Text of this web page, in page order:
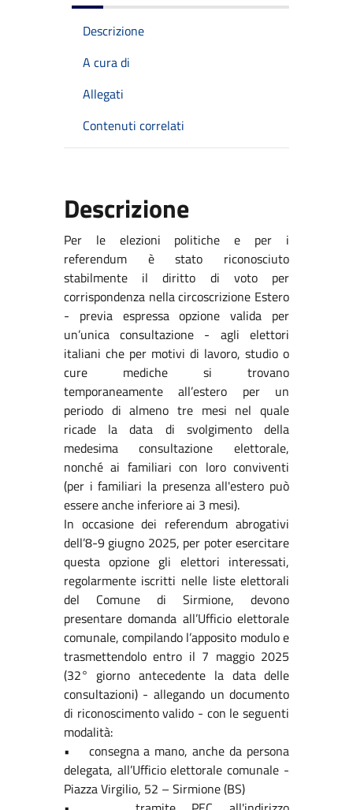
Descrizione
A cura di
Allegati
Contenuti correlati
Descrizione
Per le elezioni politiche e per i
referendum è stato riconosciuto
stabilmente il diritto di voto per
corrispondenza nella circoscrizione Estero
- previa espressa opzione valida per
un’unica consultazione - agli elettori
italiani che per motivi di lavoro, studio o
cure mediche si trovano
temporaneamente all’estero per un
periodo di almeno tre mesi nel quale
ricade la data di svolgimento della
medesima consultazione elettorale,
nonché ai familiari con loro conviventi
(per i familiari la presenza all'estero può
essere anche inferiore ai 3 mesi).
In occasione dei referendum abrogativi
dell’8-9 giugno 2025, per poter esercitare
questa opzione gli elettori interessati,
regolarmente iscritti nelle liste elettorali
del Comune di Sirmione, devono
presentare domanda all’Ufficio elettorale
comunale, compilando l’apposito modulo e
trasmettendolo entro il 7 maggio 2025
(32° giorno antecedente la data delle
consultazioni) - allegando un documento
di riconoscimento valido - con le seguenti
modalità:
• consegna a mano, anche da persona
delegata, all’Ufficio elettorale comunale -
Piazza Virgilio, 52 – Sirmione (BS)